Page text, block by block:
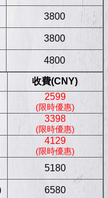
3800
3800
4800
收費(CNY)
2599
(限時優惠)
3398
(限時優惠)
4129
(限時優惠)
5180
6580